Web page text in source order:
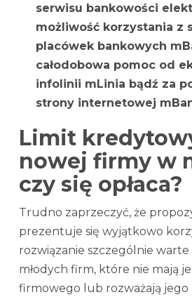
serwisu bankowości
możliwość korzystania z
placówek bankowych
całodobowa pomoc od
infolinii mLinia bądź za
strony internetowej
Limit
nowej firmy w
czy się opłaca?
Trudno zaprzeczyć, że
prezentuje się wyjątkowo
rozwiązanie szczególnie
młodych firm, które nie mają
firmowego lub rozważają jego